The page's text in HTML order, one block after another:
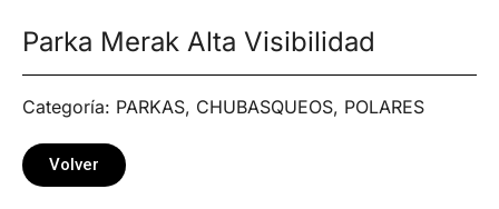
Parka Merak Alta Visibilidad
Categoría: PARKAS, CHUBASQUEOS, POLARES
Volver